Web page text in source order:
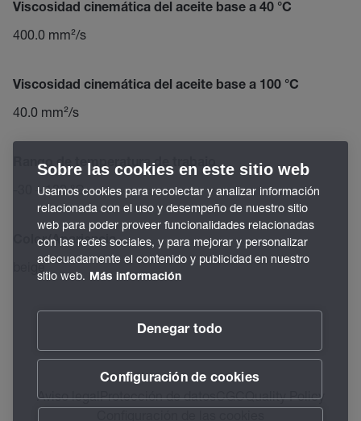
Viscosidad cinemática del aceite base a 40 °C
400.0 mm²/s
Viscosidad cinemática del aceite base a 100 °C
40.0 mm²/s
Rango de temperatura de trabajo
-30 – 180 °C
Color/Apariencia
beige
Aviso legalProtección de datosCGCQuality Policy
Sobre las cookies en este sitio web
Usamos cookies para recolectar y analizar información
relacionada con el uso y desempeño de nuestro sitio
web para poder proveer funcionalidades relacionadas
con las redes sociales, y para mejorar y personalizar
adecuadamente el contenido y publicidad en nuestro
sitio web. Más información
Denegar todo
Configuración de cookies